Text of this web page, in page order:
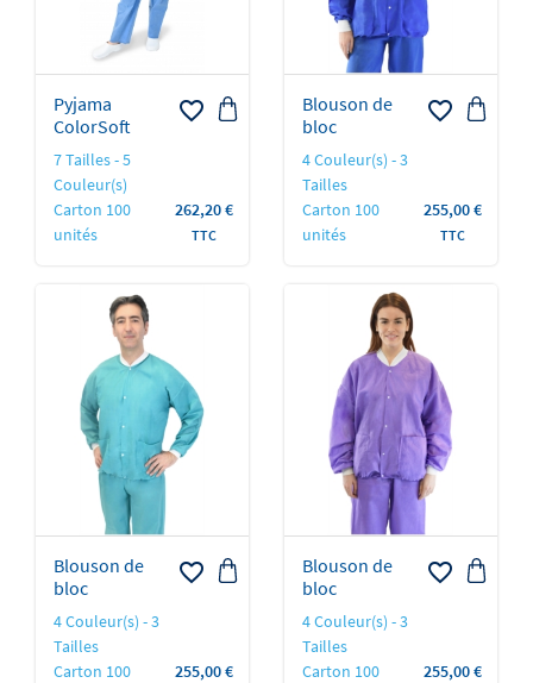
Pyjama
ColorSoft
7 Tailles - 5
Couleur(s)
Carton 100
unités
favorite_border
Prix
262,20 €
TTC
Blouson de
bloc
4 Couleur(s) - 3
Tailles
Carton 100
unités
favorite_border
Prix
255,00 €
TTC
Blouson de
bloc
4 Couleur(s) - 3
Tailles
Carton 100
favorite_border
Prix
255,00 €
Blouson de
bloc
4 Couleur(s) - 3
Tailles
Carton 100
favorite_border
Prix
255,00 €